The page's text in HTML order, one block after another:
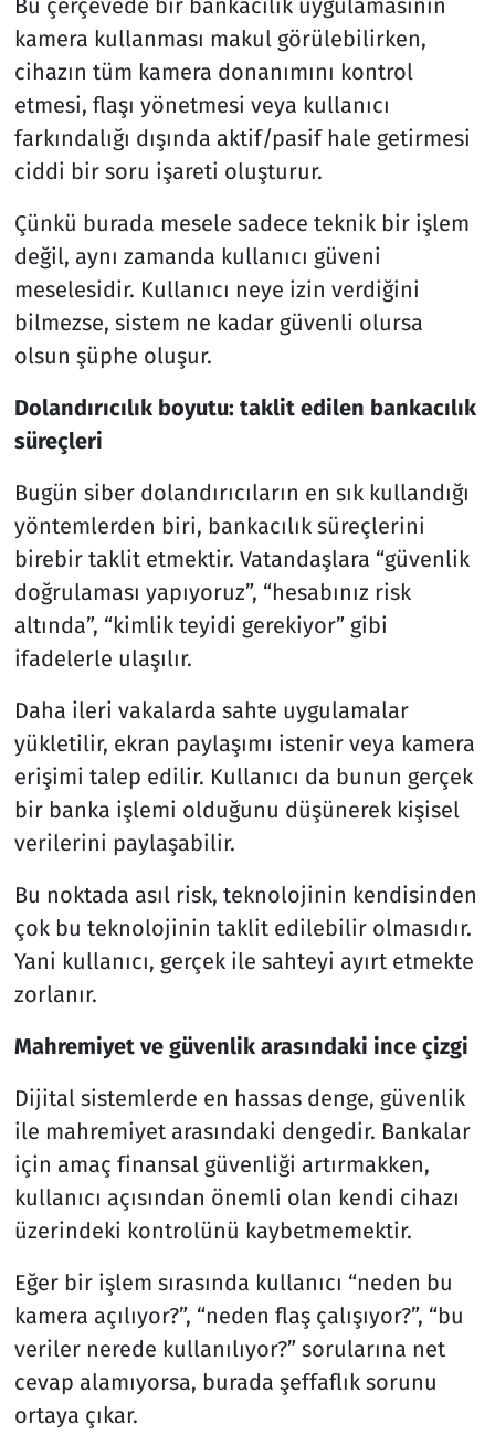
Bu çerçevede bir bankacılık uygulamasının
kamera kullanması makul görülebilirken,
cihazın tüm kamera donanımını kontrol
etmesi, flaşı yönetmesi veya kullanıcı
farkındalığı dışında aktif/pasif hale getirmesi
ciddi bir soru işareti oluşturur.
Çünkü burada mesele sadece teknik bir işlem
değil, aynı zamanda kullanıcı güveni
meselesidir. Kullanıcı neye izin verdiğini
bilmezse, sistem ne kadar güvenli olursa
olsun şüphe oluşur.
Dolandırıcılık boyutu: taklit edilen bankacılık
süreçleri
Bugün siber dolandırıcıların en sık kullandığı
yöntemlerden biri, bankacılık süreçlerini
birebir taklit etmektir. Vatandaşlara “güvenlik
doğrulaması yapıyoruz”, “hesabınız risk
altında”, “kimlik teyidi gerekiyor” gibi
ifadelerle ulaşılır.
Daha ileri vakalarda sahte uygulamalar
yükletilir, ekran paylaşımı istenir veya kamera
erişimi talep edilir. Kullanıcı da bunun gerçek
bir banka işlemi olduğunu düşünerek kişisel
verilerini paylaşabilir.
Bu noktada asıl risk, teknolojinin kendisinden
çok bu teknolojinin taklit edilebilir olmasıdır.
Yani kullanıcı, gerçek ile sahteyi ayırt etmekte
zorlanır.
Mahremiyet ve güvenlik arasındaki ince çizgi
Dijital sistemlerde en hassas denge, güvenlik
ile mahremiyet arasındaki dengedir. Bankalar
için amaç finansal güvenliği artırmakken,
kullanıcı açısından önemli olan kendi cihazı
üzerindeki kontrolünü kaybetmemektir.
Eğer bir işlem sırasında kullanıcı “neden bu
kamera açılıyor?”, “neden flaş çalışıyor?”, “bu
veriler nerede kullanılıyor?” sorularına net
cevap alamıyorsa, burada şeffaflık sorunu
ortaya çıkar.